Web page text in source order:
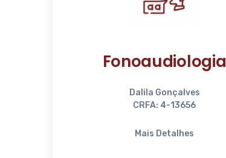
Fonoaudiologia
Dalila Gonçalves
CRFA: 4-13656
Mais Detalhes